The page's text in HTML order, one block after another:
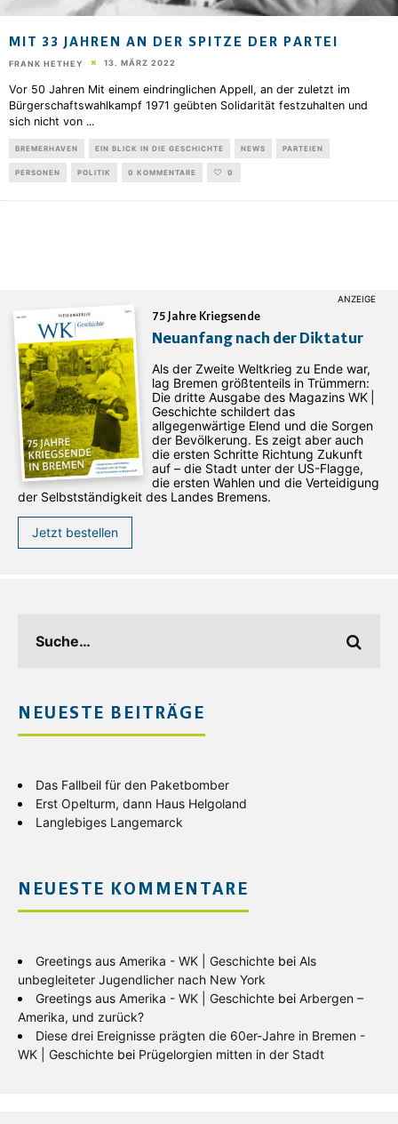
MIT 33 JAHREN AN DER SPITZE DER PARTEI
FRANK HETHEY 13. MÄRZ 2022
Vor 50 Jahren Mit einem eindringlichen Appell, an der zuletzt im
Bürgerschaftswahlkampf 1971 geübten Solidarität festzuhalten und
sich nicht von ...
BREMERHAVEN EIN BLICK IN DIE GESCHICHTE NEWS PARTEIEN
PERSONEN POLITIK 0 KOMMENTARE 0
75 Jahre Kriegsende
Neuanfang nach der Diktatur
Als der Zweite Weltkrieg zu Ende war,
lag Bremen größtenteils in Trümmern:
Die dritte Ausgabe des ­Magazins WK |
Geschichte schildert das
allgegenwärtige Elend und die Sorgen
der Bevölkerung. Es zeigt aber auch
die ersten Schritte Richtung Zukunft
auf – die Stadt unter der US-Flagge,
die ersten Wahlen und die Verteidigung
der Selbstständigkeit des Landes Bremens.
Jetzt bestellen
NEUESTE BEITRÄGE
Das Fallbeil für den Paketbomber
Erst Opelturm, dann Haus Helgoland
Langlebiges Langemarck
NEUESTE KOMMENTARE
Greetings aus Amerika - WK | Geschichte bei Als
unbegleiteter Jugendlicher nach New York
Greetings aus Amerika - WK | Geschichte bei Arbergen –
Amerika, und zurück?
Diese drei Ereignisse prägten die 60er-Jahre in Bremen -
WK | Geschichte bei Prügelorgien mitten in der Stadt